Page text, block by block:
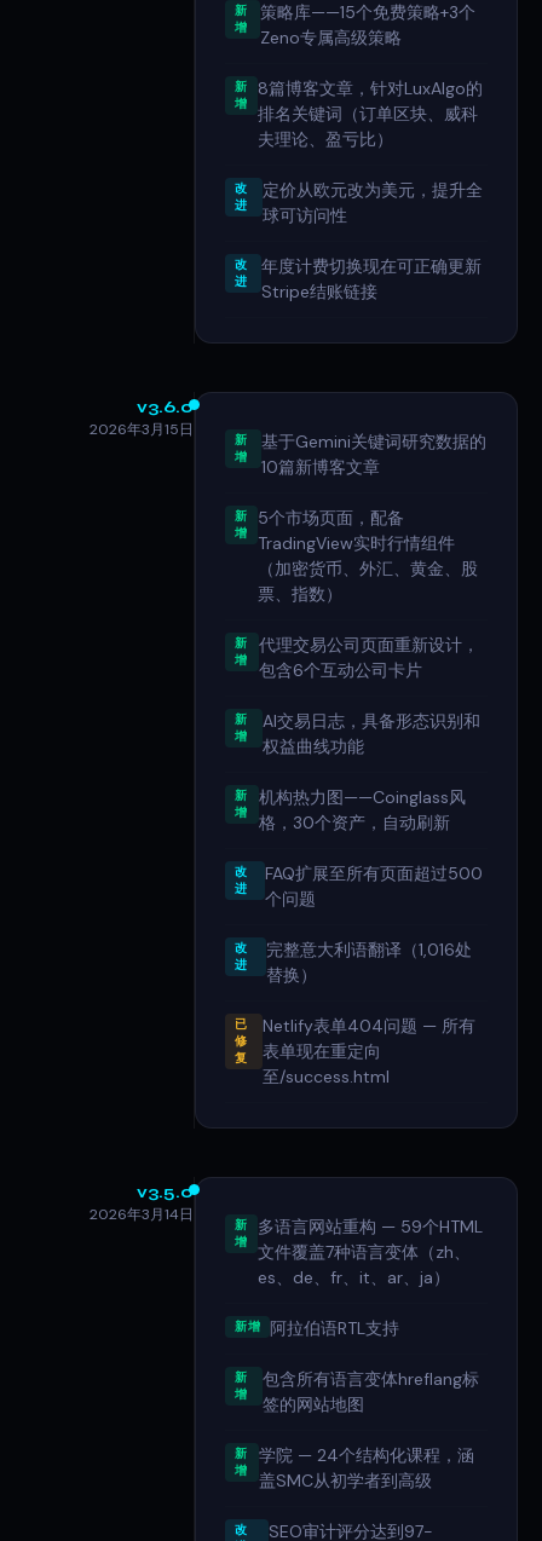
新
增
策略库——15个免费策略+3个
Zeno专属高级策略
新
增
8篇博客文章，针对LuxAlgo的
排名关键词（订单区块、威科
夫理论、盈亏比）
改
进
定价从欧元改为美元，提升全
球可访问性
改
进
年度计费切换现在可正确更新
Stripe结账链接
v3.6.0
2026年3月15日
新
增
基于Gemini关键词研究数据的
10篇新博客文章
新
增
5个市场页面，配备
TradingView实时行情组件
（加密货币、外汇、黄金、股
票、指数）
新
增
代理交易公司页面重新设计，
包含6个互动公司卡片
新
增
AI交易日志，具备形态识别和
权益曲线功能
新
增
机构热力图——Coinglass风
格，30个资产，自动刷新
改
进
FAQ扩展至所有页面超过500
个问题
改
进
完整意大利语翻译（1,016处
替换）
已
修
复
Netlify表单404问题 — 所有
表单现在重定向
至/success.html
v3.5.0
2026年3月14日
新
增
多语言网站重构 — 59个HTML
文件覆盖7种语言变体（zh、
es、de、fr、it、ar、ja）
新增 阿拉伯语RTL支持
新
增
包含所有语言变体hreflang标
签的网站地图
新
增
学院 — 24个结构化课程，涵
盖SMC从初学者到高级
改
SEO审计评分达到97-